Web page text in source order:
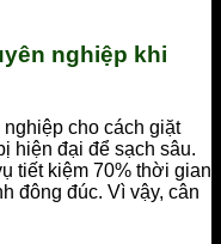
nghiệp khi
cho cách giặt
hiện đại để sạch sâu.
tiết kiệm 70% thời gian
đông đúc. Vì vậy, cân